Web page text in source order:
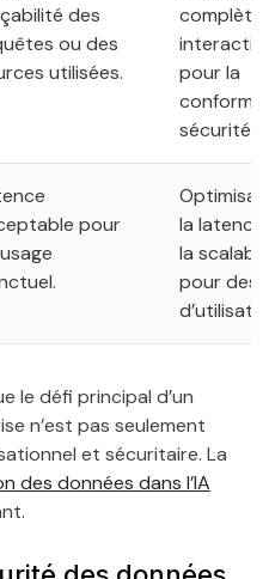
des
ou des
utilisées.
complète
pour la
sécurité.
pour
la
la
pour des
le défi principal d’un
n’est pas seulement
et sécuritaire. La
des données dans l’IA